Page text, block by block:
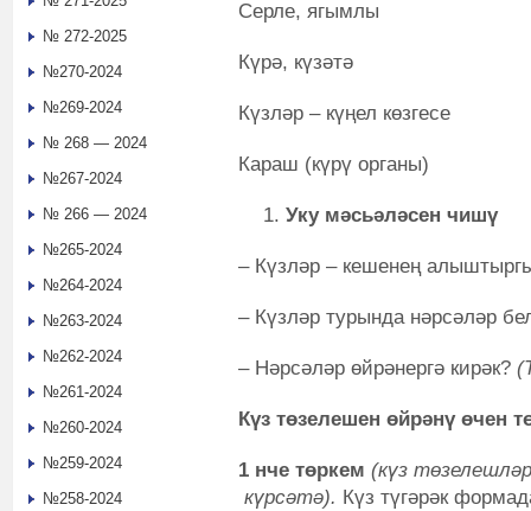
Серле, ягымлы
Күрә, күзәтә
Күзләр – күңел көзгесе
Караш (күрү органы)
Уку мәсьәләсен чишү
– Күзләр – кешенең
– Күзләр турында нәрсәләр
– Нәрсәләр өйрәнергә кирәк?
Күз төзелешен өйрәнү өчен
1 нче төркем (күз
күрсәтә). Күз түгәрәк
№ 272-2025
№270-2024
№269-2024
№ 268 — 2024
№267-2024
№ 266 — 2024
№265-2024
№264-2024
№263-2024
№262-2024
№261-2024
№260-2024
№259-2024
№258-2024